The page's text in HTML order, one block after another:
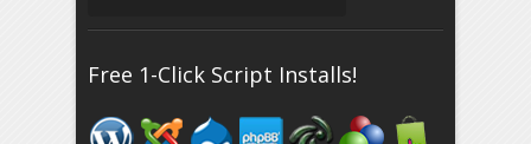
Free 1-Click Script Installs!